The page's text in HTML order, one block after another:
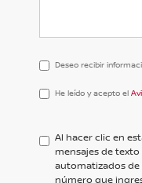
Deseo recibir
He
acepto
href='/privacy.aspx'
He leído y acepto el
Al hacer clic en
mensajes de
automatizados de
número que